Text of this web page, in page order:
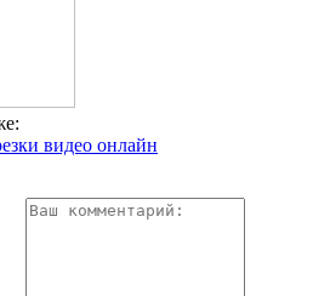
видео онлайн